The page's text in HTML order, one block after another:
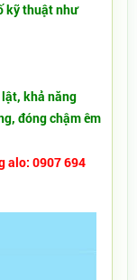
kỹ thuật như
khả năng
đóng chậm êm
alo: 0907 694